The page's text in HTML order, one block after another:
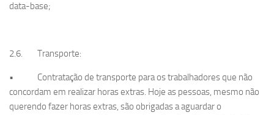
data-base;
2.6. Transporte:
• Contratação de transporte para os trabalhadores que não
concordam em realizar horas extras. Hoje as pessoas, mesmo não
querendo fazer horas extras, são obrigadas a aguardar o